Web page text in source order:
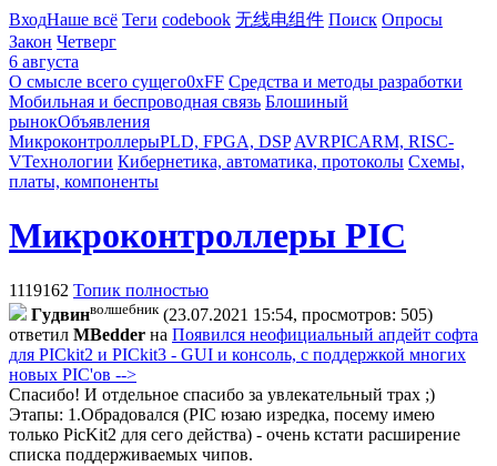
ВходНаше всё Теги codebook 无线电组件 Поиск Опросы
Закон Четверг
6 августа
О смысле всего сущего0xFF Средства и методы разработки
Мобильная и беспроводная связь Блошиный
рынокОбъявления
МикроконтроллерыPLD, FPGA, DSP AVRPICARM, RISC-
VТехнологии Кибернетика, автоматика, протоколы Схемы,
платы, компоненты
Микроконтроллеры PIC
1119162 Топик полностью
Гyдвинволшебник (23.07.2021 15:54, просмотров: 505)
ответил MBedder на Появился неофициальный апдейт софта
для PICkit2 и PICkit3 - GUI и консоль, с поддержкой многих
новых PIC'ов -->
Спасибо! И отдельное спасибо за увлекательный трах ;)
Этапы: 1.Обрадовался (PIC юзаю изредка, посему имею
только PicKit2 для сего действа) - очень кстати расширение
списка поддерживаемых чипов.